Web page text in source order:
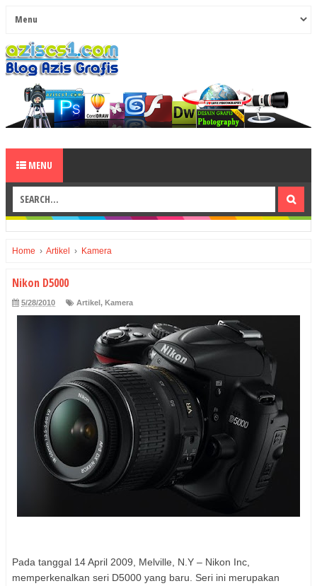
MENU
Home › Artikel › Kamera
Nikon D5000
5/28/2010 Artikel, Kamera
Pada tanggal 14 April 2009, Melville, N.Y – Nikon Inc,
memperkenalkan seri D5000 yang baru. Seri ini merupakan